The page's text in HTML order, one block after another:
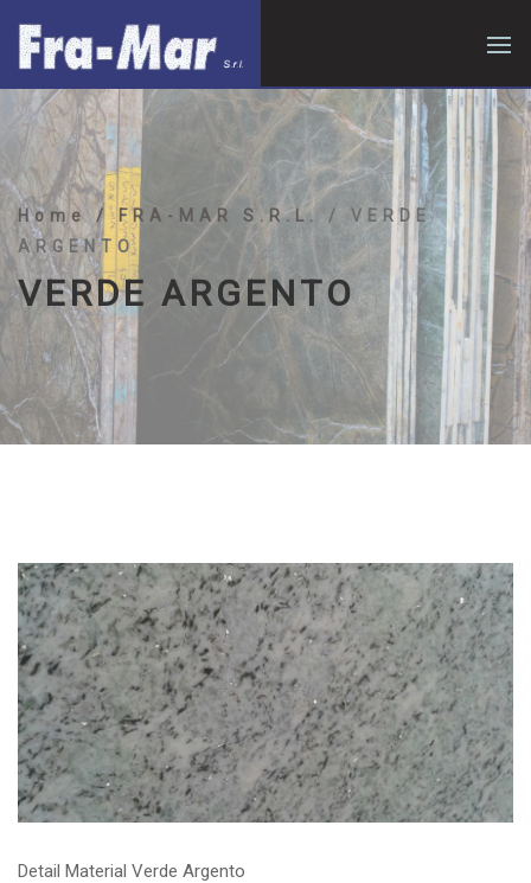
Home / FRA-MAR S.R.L. / VERDE
ARGENTO
VERDE ARGENTO
Detail Material Verde Argento